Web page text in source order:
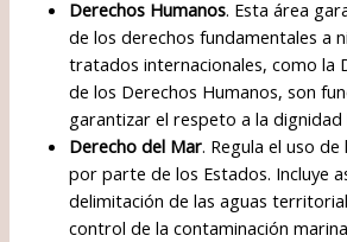
Derechos Humanos. Esta área
de los derechos fundamentales a
tratados internacionales, como la
de los Derechos Humanos, son
garantizar el respeto a la dignidad
Derecho del Mar. Regula el uso
por parte de los Estados. Incluye
delimitación de las aguas
control de la contaminación